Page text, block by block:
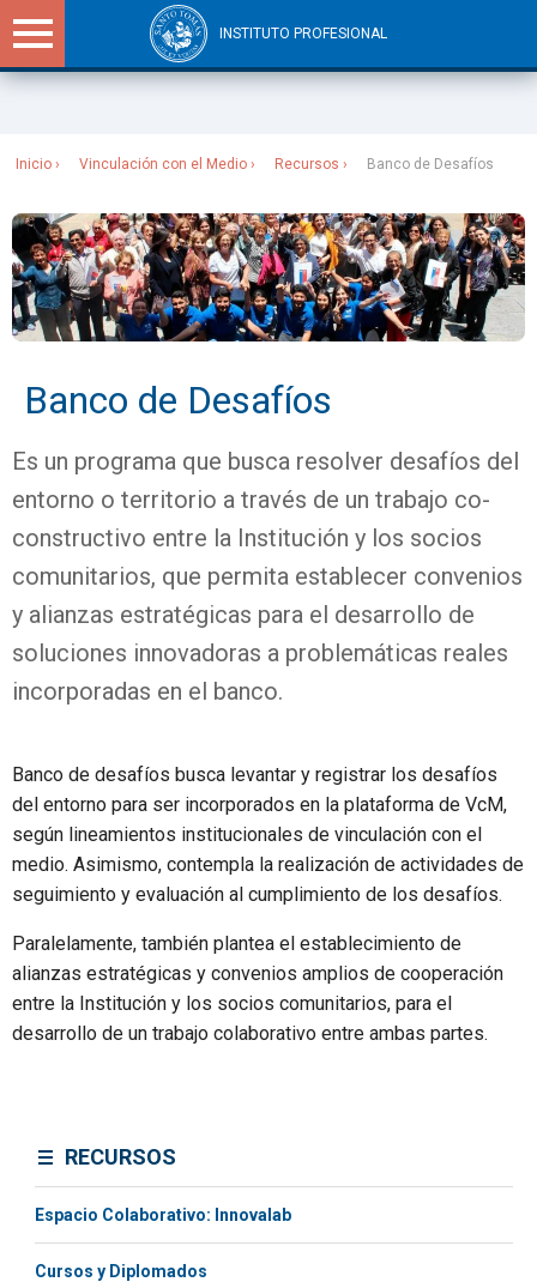
INSTITUTO PROFESIONAL
Inicio Vinculación con el Medio Recursos Banco de Desafíos
Banco de Desafíos
Es un programa que busca resolver desafíos del
entorno o territorio a través de un trabajo co-
constructivo entre la Institución y los socios
comunitarios, que permita establecer convenios
y alianzas estratégicas para el desarrollo de
soluciones innovadoras a problemáticas reales
incorporadas en el banco.
Banco de desafíos busca levantar y registrar los desafíos
del entorno para ser incorporados en la plataforma de VcM,
según lineamientos institucionales de vinculación con el
medio. Asimismo, contempla la realización de actividades de
seguimiento y evaluación al cumplimiento de los desafíos.
Paralelamente, también plantea el establecimiento de
alianzas estratégicas y convenios amplios de cooperación
entre la Institución y los socios comunitarios, para el
desarrollo de un trabajo colaborativo entre ambas partes.
RECURSOS
Espacio Colaborativo: Innovalab
Cursos y Diplomados